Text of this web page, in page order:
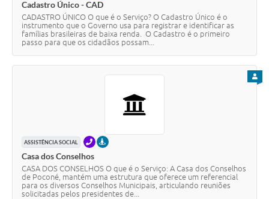
Cadastro Único - CAD
CADASTRO ÚNICO O que é o Serviço? O Cadastro Único é o
instrumento que o Governo usa para registrar e identificar as
famílias brasileiras de baixa renda. O Cadastro é o primeiro
passo para que os cidadãos possam...
ASSISTÊNCIA SOCIAL TELEFONEPRESENCIAL
Casa dos Conselhos
CASA DOS CONSELHOS O que é o Serviço: A Casa dos Conselhos
de Poconé, mantém uma estrutura que oferece um referencial
para os diversos Conselhos Municipais, articulando reuniões
solicitadas pelos presidentes de...